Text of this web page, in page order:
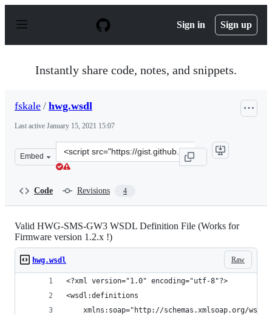
p
Sign in Sign up
Instantly share code, notes, and snippets.
fskale / hwg.wsdl
Last active January 15, 2021 15:07
Embed
Clone
this
Code Revisions 4
Valid HWG-SMS-GW3 WSDL Definition File (Works for
Firmware version 1.2.x !)
Raw
hwg.wsdl
<?xml version="1.0" encoding="utf-8"?>
<wsdl:definitions
xmlns:soap="http://schemas.xmlsoap.org/wsdl/